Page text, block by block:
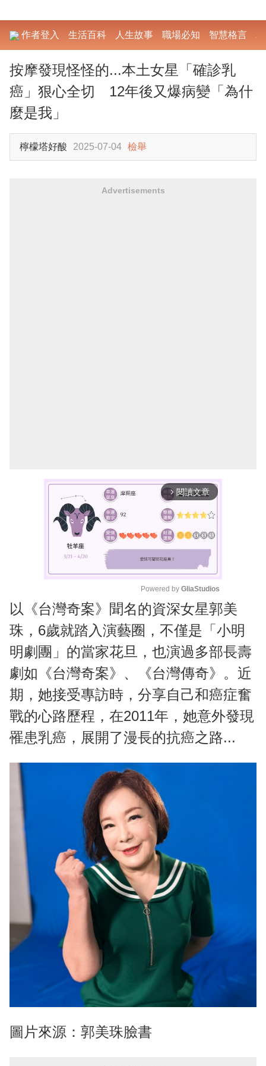
作者登入 生活百科 人生故事 職場必知 智慧格言
按摩發現怪怪的...本土女星「確診乳
癌」狠心全切 12年後又爆病變「為什
麼是我」
檸檬塔好酸 2025-07-04 檢舉
Advertisements
arrow_forward_ios 閱讀文章
M
u
t
e
Powered by GliaStudios
以《台灣奇案》聞名的資深女星郭美
珠，6歲就踏入演藝圈，不僅是「小明
明劇團」的當家花旦，也演過多部長壽
劇如《台灣奇案》、《台灣傳奇》。近
期，她接受專訪時，分享自己和癌症奮
戰的心路歷程，在2011年，她意外發現
罹患乳癌，展開了漫長的抗癌之路...
圖片來源：郭美珠臉書